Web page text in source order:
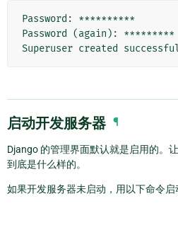
Password: **********
Password (again): *********
启动开发服务器 ¶
Django 的管理界面默认就是启用的。
到底是什么样的。
如果开发服务器未启动，用以下命令启